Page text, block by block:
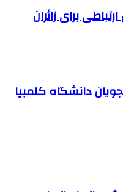
برای زائران
دانشگاه کلمبیا